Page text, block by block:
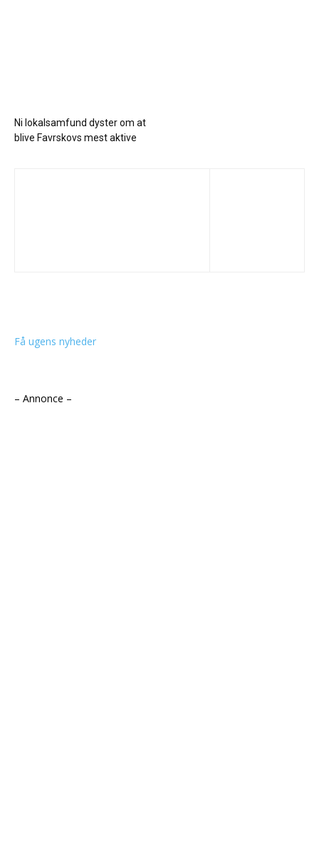
Ni lokalsamfund dyster om at
blive Favrskovs mest aktive
Få ugens nyheder
– Annonce –